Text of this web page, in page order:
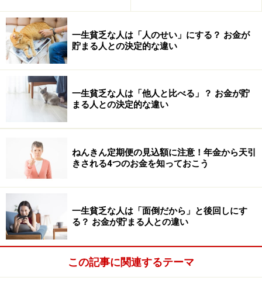
「今は必要ないけれど、念のために……」と、ついストッ
クを増やしていませんか？ 特に、シニアになると買い物
の頻度が減る人もおり、「まとめ買いしておこう」と考
えがちです。
しかし、安さにつられて買い込んでも、結局使い切れず
にムダにしてしまうこともあります。特に、食品や日用
品のストックが増え過ぎると、どこに何があるか分から
なくなり、二重買いしてしまう原因にもなります。
そこでおすすめなのが、まず買う前に数日～1週間の
「保留期間」を設けること。保留期間の間に「家に在庫
がどのくらいあるか」「在庫を使用期限内に使い切れる
か」を一度メモに書き出し、後で「やっぱり必要！」と
思えたら買うようにしましょう。
「特売のタイミングを逃したら損するかも」と思うかも
一生貧乏な人は「人のせい」にする？ お金が
貯まる人との決定的な違い
一生貧乏な人は「他人と比べる」？ お金が貯
まる人との決定的な違い
ねんきん定期便の見込額に注意！年金から天引
きされる4つのお金を知っておこう
一生貧乏な人は「面倒だから」と後回しにす
る？ お金が貯まる人との違い
この記事に関連するテーマ